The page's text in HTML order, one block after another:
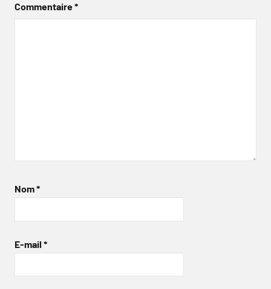
Commentaire*
Nom*
E-mail *